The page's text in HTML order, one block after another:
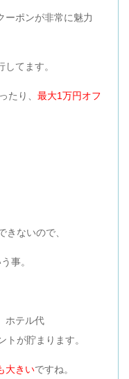
ーポンが非常に魅力
てます。
たり、 最大1万円オフ
ないので、
事。
ホテル代
トが貯まります。
大きいですね。